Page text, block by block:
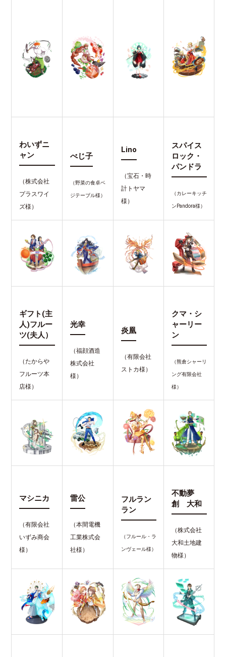
わいずニ
ャン
（株式会社
プラスワイ
ズ様）
べじ子
（野菜の食卓ベ
ジテーブル様）
Lino
（宝石・時
計トヤマ
様）
スパイス
ロック・
パンドラ
（カレーキッチ
ンPandora様）
ギフト(主
人)フルー
ツ(夫人）
（たからや
フルーツ本
店様）
光幸
（福顔酒造
株式会社
様）
炎凰
（有限会社
ストカ様）
クマ・シ
ャーリー
ン
（熊倉シャーリ
ング有限会社
様）
マシニカ
（有限会社
いずみ商会
様）
雷公
（本間電機
工業株式会
社様）
フルラン
ラン
（フルール・ラ
ンヴェール様）
不動夢
創 大和
（株式会社
大和土地建
物様）